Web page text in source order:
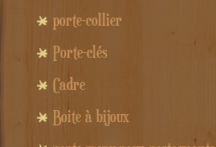
porte-collier
Porte-clés
Cadre
Boite à bijoux